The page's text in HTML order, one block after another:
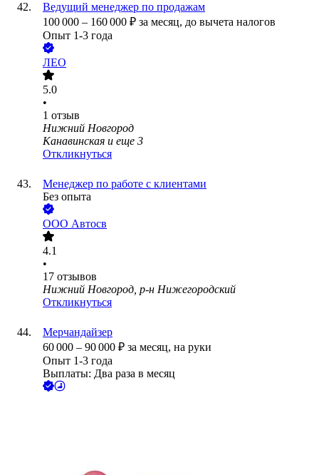
Ведущий менеджер по продажам
100 000 – 160 000 ₽ за месяц, до вычета налогов
Опыт 1-3 года
ЛЕО
5.0
•
1 отзыв
Нижний Новгород
Канавинская и еще 3
Откликнуться
Менеджер по работе с клиентами
Без опыта
ООО Автосв
4.1
•
17 отзывов
Нижний Новгород, р-н Нижегородский
Откликнуться
Мерчандайзер
60 000 – 90 000 ₽ за месяц, на руки
Опыт 1-3 года
Выплаты: Два раза в месяц